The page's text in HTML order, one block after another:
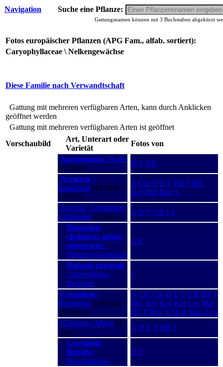
Navigation Suche eine Pflanze:
Gattungsnamen können mit 3 Buchstaben abgekürzt
Fotos europäischer Pflanzen (APG Fam., alfab. sortiert):
Caryophyllaceae \ Nelkengewächse
Diese Familie nach Verwandtschaft
Gattung mit mehreren verfügbaren Arten, kann durch Anklicken
geöffnet werden
Gattung mit mehreren verfügbaren Arten ist geöffnet
Vorschaubild
Art, Unterart oder
Varietät
Fotos von
Agrostemma \ Rade
(2 Taxa)
D F GR
Arenaria \
Sandkraut (14 Taxa +
1 Syn.)
A Cor D E F HR I IRL
Kef Mal Rho S
Atocion \ Leimkraut,
Lichtnelke (2 Syn.)
A D F GR I S
Bolanthus
chelmicus subsp.
meteoricus \
Meteora-Gipskraut
GR
Bufonia perennis
\ Mehrjährige
Buffonie
F
Cerastium \
Hornkraut (38 Taxa +
10 Syn.)
A CH Cor D E F GR HR I
IRL Kef Kos Kre Les Mal
NL P Rho S SLO Sam Zyp
Cherleria \ Miere (4
Syn.)
A D E F HR I
Corrigiola
litoralis \
Hirschsprung
D F